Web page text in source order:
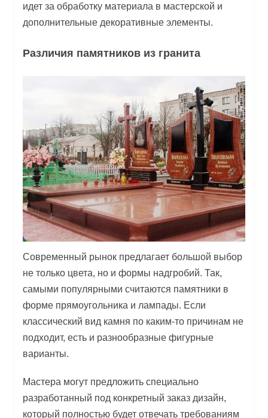
идет за обработку материала в мастерской и
дополнительные декоративные элементы.
Различия памятников из гранита
Современный рынок предлагает большой выбор
не только цвета, но и формы надгробий. Так,
самыми популярными считаются памятники в
форме прямоугольника и лампады. Если
классический вид камня по каким-то причинам не
подходит, есть и разнообразные фигурные
варианты.
Мастера могут предложить специально
разработанный под конкретный заказ дизайн,
который полностью будет отвечать требованиям